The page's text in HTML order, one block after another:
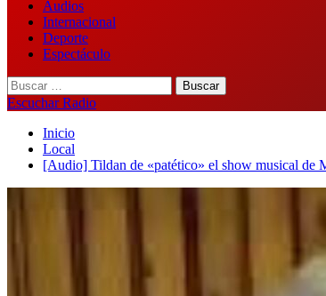
Audios
Internacional
Deporte
Espectáculo
Buscar:
Escuchar Radio
Inicio
Local
[Audio] Tildan de «patético» el show musical de